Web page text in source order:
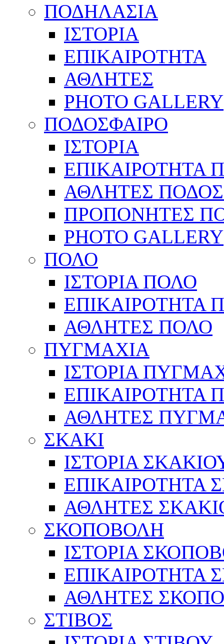
ΠΟΔΗΛΑΣΙΑ
ΙΣΤΟΡΙΑ
ΕΠΙΚΑΙΡΟΤΗΤΑ
ΑΘΛΗΤΕΣ
PHOTO GALLERY
ΠΟΔΟΣΦΑΙΡΟ
ΙΣΤΟΡΙΑ
ΕΠΙΚΑΙΡΟΤΗΤΑ
ΑΘΛΗΤΕΣ
ΠΡΟΠΟΝΗΤΕΣ
PHOTO GALLERY
ΠΟΛΟ
ΙΣΤΟΡΙΑ ΠΟΛΟ
ΕΠΙΚΑΙΡΟΤΗΤΑ
ΑΘΛΗΤΕΣ ΠΟΛΟ
ΠΥΓΜΑΧΙΑ
ΙΣΤΟΡΙΑ
ΕΠΙΚΑΙΡΟΤΗΤΑ
ΑΘΛΗΤΕΣ
ΣΚΑΚΙ
ΙΣΤΟΡΙΑ
ΕΠΙΚΑΙΡΟΤΗΤΑ
ΑΘΛΗΤΕΣ
ΣΚΟΠΟΒΟΛΗ
ΙΣΤΟΡΙΑ
ΕΠΙΚΑΙΡΟΤΗΤΑ
ΑΘΛΗΤΕΣ
ΣΤΙΒΟΣ